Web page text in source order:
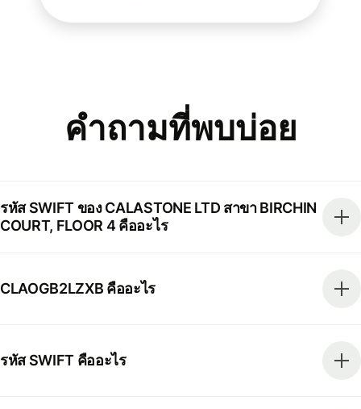
คำถามที่พบบ่อย
รหัส SWIFT ของ CALASTONE LTD สาขา BIRCHIN
COURT, FLOOR 4 คืออะไร
CLAOGB2LZXB คืออะไร
รหัส SWIFT คืออะไร